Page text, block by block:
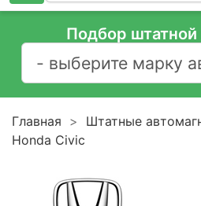
Подбор штатной
Главная Штатные
Honda Civic